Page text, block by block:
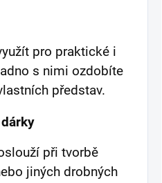
pro praktické i
s nimi ozdobíte
představ.
při tvorbě
jiných drobných